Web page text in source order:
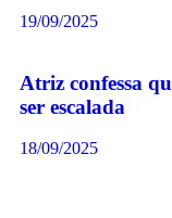
19/09/2025
Atriz confessa
ser escalada
18/09/2025